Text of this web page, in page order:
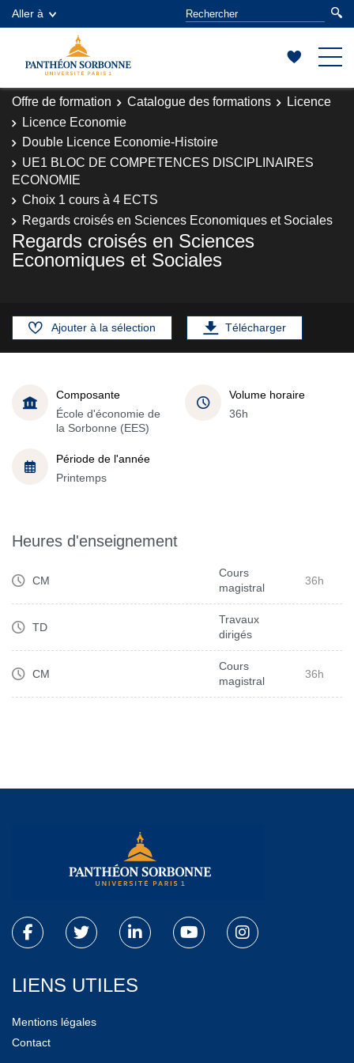
Aller à
Offre de formation Catalogue des formations
Licence
Licence Economie
Double Licence Economie-Histoire
UE1 BLOC DE COMPETENCES DISCIPLINAIRES
ECONOMIE
Choix 1 cours à 4 ECTS
Regards croisés en Sciences Economiques et Sociales
Regards croisés en Sciences
Economiques et Sociales
Ajouter à la sélection Télécharger
Composante
École d'économie de
la Sorbonne (EES)
Volume horaire
36h
Période de l'année
Printemps
Heures d'enseignement
CM
Cours
magistral
36h
TD
Travaux
dirigés
CM
Cours
magistral
36h
LIENS UTILES
Mentions légales
Contact